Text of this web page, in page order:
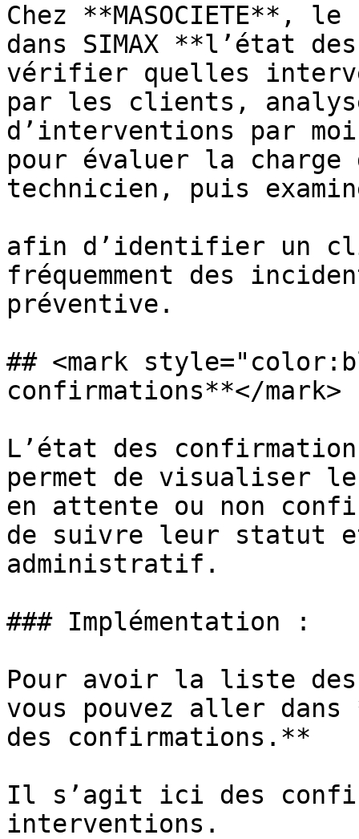
Chez **MASOCIETE**,
dans SIMAX **l’état
vérifier quelles
par les clients,
d’interventions par
pour évaluer la
technicien, puis
afin d’identifier un
fréquemment des
préventive.
## <mark
confirmations**</mark>
L’état des
permet de visualiser
en attente ou non
de suivre leur statut
administratif.
### Implémentation :
Pour avoir la liste
vous pouvez aller
des confirmations.**
Il s’agit ici des
interventions.